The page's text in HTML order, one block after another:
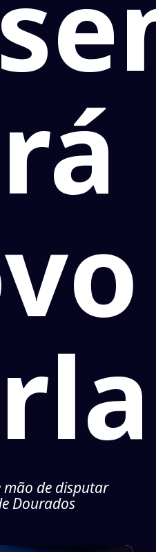
de disputar
Dourados